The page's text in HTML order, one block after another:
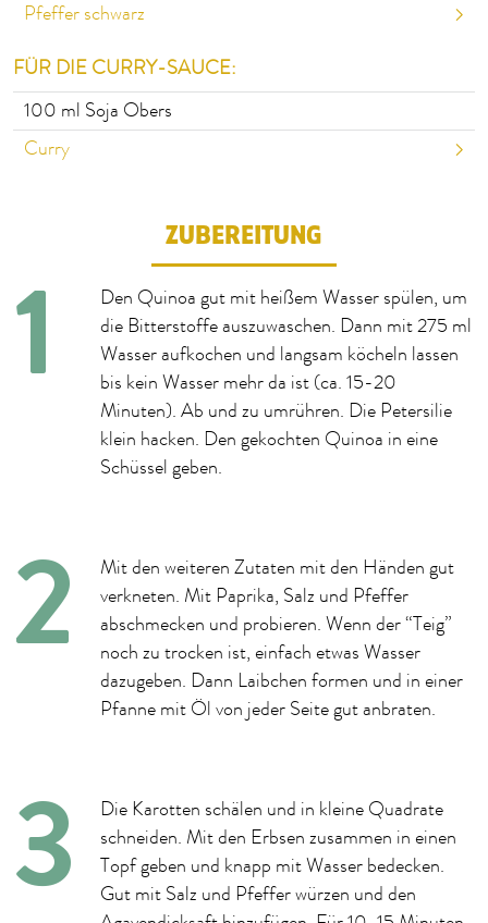
Pfeffer schwarz
FÜR DIE CURRY-SAUCE:
100 ml Soja Obers
Curry
ZUBEREITUNG
Den Quinoa gut mit heißem Wasser spülen, um
die Bitterstoffe auszuwaschen. Dann mit 275 ml
Wasser aufkochen und langsam köcheln lassen
bis kein Wasser mehr da ist (ca. 15-20
Minuten). Ab und zu umrühren. Die Petersilie
klein hacken. Den gekochten Quinoa in eine
Schüssel geben.
Mit den weiteren Zutaten mit den Händen gut
verkneten. Mit Paprika, Salz und Pfeffer
abschmecken und probieren. Wenn der “Teig”
noch zu trocken ist, einfach etwas Wasser
dazugeben. Dann Laibchen formen und in einer
Pfanne mit Öl von jeder Seite gut anbraten.
Die Karotten schälen und in kleine Quadrate
schneiden. Mit den Erbsen zusammen in einen
Topf geben und knapp mit Wasser bedecken.
Gut mit Salz und Pfeffer würzen und den